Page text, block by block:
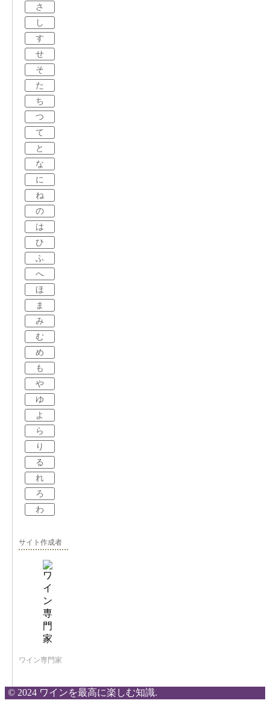
さ
し
す
せ
そ
た
ち
つ
て
と
な
に
ね
の
は
ひ
ふ
へ
ほ
ま
み
む
め
も
や
ゆ
よ
ら
り
る
れ
ろ
わ
サイト作成者
ワイン専門家
© 2024 ワインを最高に楽しむ知識.